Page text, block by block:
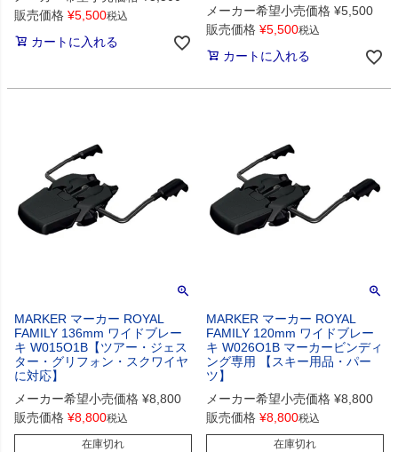
販売価格 ¥5,500税込
カートに入れる
メーカー希望小売価格 ¥5,500
販売価格 ¥5,500税込
カートに入れる
MARKER マーカー ROYAL
FAMILY 136mm ワイドブレー
キ W015O1B【ツアー・ジェス
ター・グリフォン・スクワイヤ
に対応】
メーカー希望小売価格 ¥8,800
販売価格 ¥8,800税込
在庫切れ
MARKER マーカー ROYAL
FAMILY 120mm ワイドブレー
キ W026O1B マーカービンディ
ング専用 【スキー用品・パー
ツ】
メーカー希望小売価格 ¥8,800
販売価格 ¥8,800税込
在庫切れ